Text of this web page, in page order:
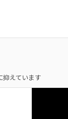
抑えています